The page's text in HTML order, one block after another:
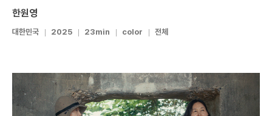
한원영
대한민국 2025 23min color 전체